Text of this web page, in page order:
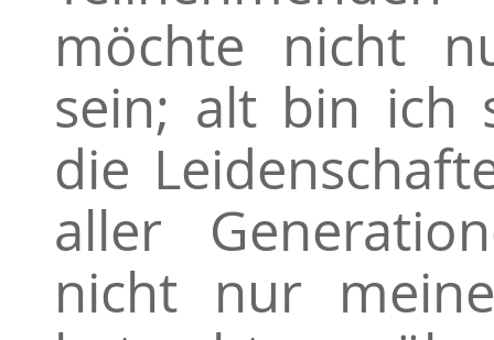
möchte nicht
sein; alt bin ich
die
aller
nicht nur